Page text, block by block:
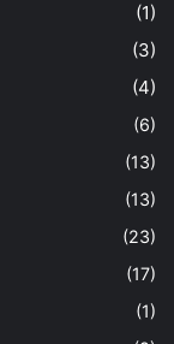
(1)
(3)
(4)
(6)
(13)
(13)
(23)
(17)
(1)